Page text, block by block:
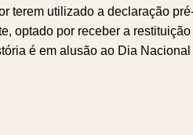
terem utilizado a declaração
optado por receber a
é em alusão ao Dia